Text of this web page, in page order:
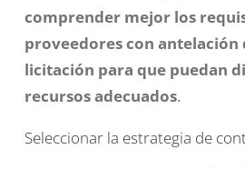
comprender mejor los
proveedores con antelación
licitación para que puedan
recursos adecuados.
Seleccionar la estrategia de